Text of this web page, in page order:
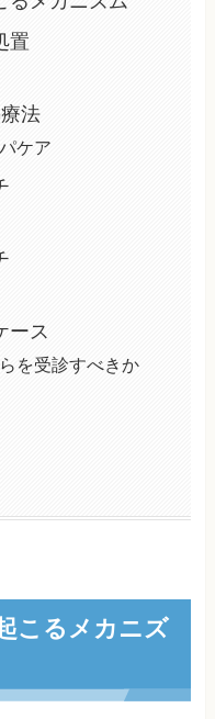
置
法
ケア
ース
を受診すべきか
こるメカニズ